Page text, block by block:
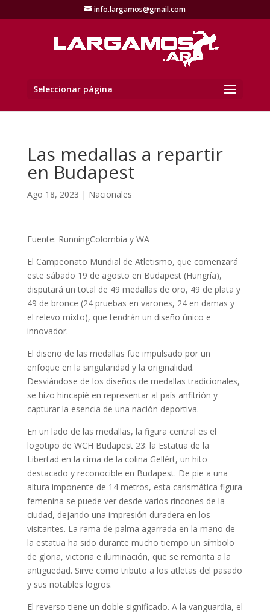
info.largamos@gmail.com
Seleccionar página
Las medallas a repartir
en Budapest
Ago 18, 2023 | Nacionales
Fuente: RunningColombia y WA
El Campeonato Mundial de Atletismo, que comenzará
este sábado 19 de agosto en Budapest (Hungría),
disputará un total de 49 medallas de oro, 49 de plata y
49 de bronce (24 pruebas en varones, 24 en damas y
el relevo mixto), que tendrán un diseño único e
innovador.
El diseño de las medallas fue impulsado por un
enfoque en la singularidad y la originalidad.
Desviándose de los diseños de medallas tradicionales,
se hizo hincapié en representar al país anfitrión y
capturar la esencia de una nación deportiva.
En un lado de las medallas, la figura central es el
logotipo de WCH Budapest 23: la Estatua de la
Libertad en la cima de la colina Gellért, un hito
destacado y reconocible en Budapest. De pie a una
altura imponente de 14 metros, esta carismática figura
femenina se puede ver desde varios rincones de la
ciudad, dejando una impresión duradera en los
visitantes. La rama de palma agarrada en la mano de
la estatua ha sido durante mucho tiempo un símbolo
de gloria, victoria e iluminación, que se remonta a la
antigüedad. Sirve como tributo a los atletas del pasado
y sus notables logros.
El reverso tiene un doble significado. A la vanguardia, el